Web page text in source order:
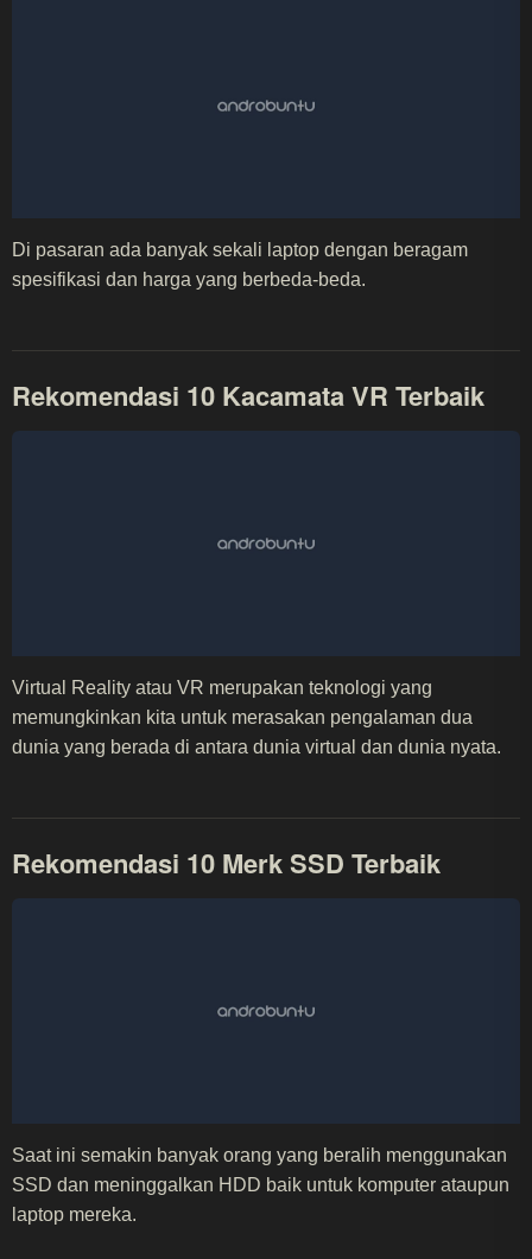
Di pasaran ada banyak sekali laptop dengan beragam
spesifikasi dan harga yang berbeda-beda.
Rekomendasi 10 Kacamata VR Terbaik
Virtual Reality atau VR merupakan teknologi yang
memungkinkan kita untuk merasakan pengalaman dua
dunia yang berada di antara dunia virtual dan dunia nyata.
Rekomendasi 10 Merk SSD Terbaik
Saat ini semakin banyak orang yang beralih menggunakan
SSD dan meninggalkan HDD baik untuk komputer ataupun
laptop mereka.